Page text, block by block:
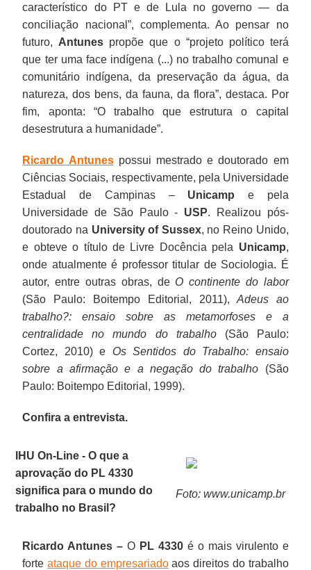
característico do PT e de Lula no governo — da
conciliação nacional”, complementa. Ao pensar no
futuro, Antunes propõe que o “projeto político terá
que ter uma face indígena (...) no trabalho comunal e
comunitário indígena, da preservação da água, da
natureza, dos bens, da fauna, da flora”, destaca. Por
fim, aponta: “O trabalho que estrutura o capital
desestrutura a humanidade”.
Ricardo Antunespossui mestrado e doutorado em
Ciências Sociais, respectivamente, pela Universidade
Estadual de Campinas – Unicamp e pela
Universidade de São Paulo - USP. Realizou pós-
doutorado na University of Sussex, no Reino Unido,
e obteve o título de Livre Docência pela Unicamp,
onde atualmente é professor titular de Sociologia. É
autor, entre outras obras, de O continente do labor
(São Paulo: Boitempo Editorial, 2011), Adeus ao
trabalho?: ensaio sobre as metamorfoses e a
centralidade no mundo do trabalho(São Paulo:
Cortez, 2010) e Os Sentidos do Trabalho: ensaio
sobre a afirmação e a negação do trabalho (São
Paulo: Boitempo Editorial, 1999).
Confira a entrevista.
Foto: www.unicamp.br
IHU On-Line - O que a
aprovação do PL 4330
significa para o mundo do
trabalho no Brasil?
Ricardo Antunes – O PL 4330 é o mais virulento e
forteataque do empresariadoaos direitos do trabalho